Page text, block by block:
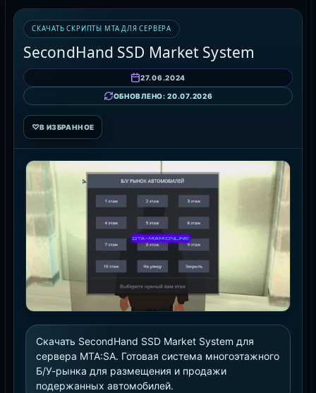
СКАЧАТЬ СКРИПТЫ MTA ДЛЯ СЕРВЕРА
SecondHand SSD Market System
27.06.2024
ОБНОВЛЕНО: 20.07.2026
♡В ИЗБРАННОЕ
Скачать SecondHand SSD Market System для
сервера MTA:SA. Готовая система многоэтажного
Б/У-рынка для размещения и продажи
подержанных автомобилей.